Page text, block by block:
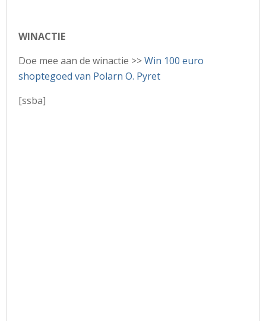
WINACTIE
Doe mee aan de winactie >>Win 100 euro
shoptegoed van Polarn O. Pyret
[ssba]